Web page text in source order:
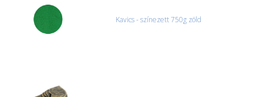
Kavics - színezett 750g zöld